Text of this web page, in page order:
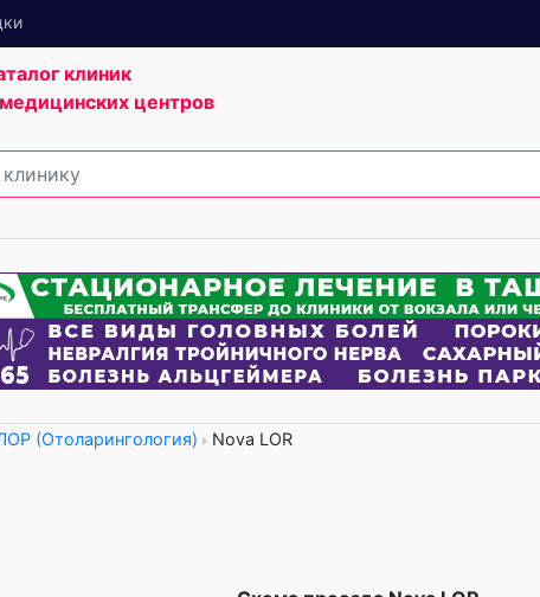
клиник
центров
(Отоларингология) Nova LOR